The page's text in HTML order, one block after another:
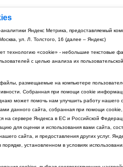
аналитики Яндекс Метрика, предоставляемый
ул. Л. Толстого, 16 (далее – Яндекс)
технологию «cookie» - небольшие текстовые
с целью анализа их пользовательской
размещаемые на компьютере
Собранная при помощи cookie
может помочь нам улучшить работу нашего
данного сайта, собранная при помощи cookie,
на сервере Яндекса в ЕС и Российской
для оценки и использования вами сайта,
сайта, и предоставления других услуг.
установленном в условиях